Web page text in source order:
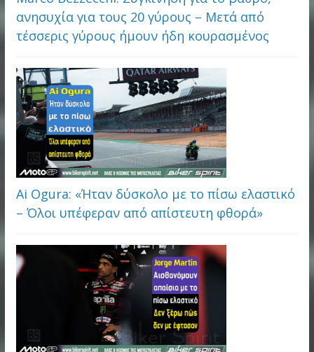
ανησυχία για τους 20 γύρους – Μετά από
τέσσερις γύρους ήμουν ήδη κουρασμένος
Ai Ogura: «Ήταν δύσκολο με το πίσω ελαστικό
– Όλοι υπέφεραν από απίστευτη φθορά»